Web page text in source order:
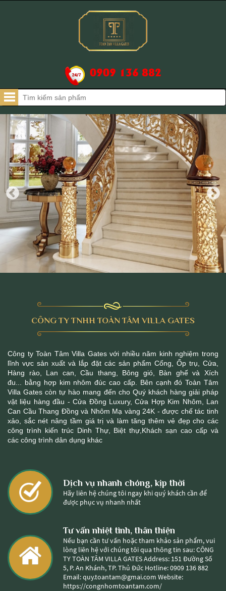
0909 136 882
CÔNG TY TNHH TOÀN TÂM VILLA GATES
Công ty Toàn Tâm Villa Gates với nhiều năm kinh nghiệm trong
lĩnh vực sản xuất và lắp đặt các sản phẩm Cổng, Ốp trụ, Cửa,
Hàng rào, Lan can, Cầu thang, Bông gió, Bàn ghế và Xích
đu... bằng hợp kim nhôm đúc cao cấp. Bên cạnh đó Toàn Tâm
Villa Gates còn tự hào mang đến cho Quý khách hàng giải pháp
vật liệu hàng đầu - Cửa Đồng Luxury, Cửa Hợp Kim Nhôm, Lan
Can Cầu Thang Đồng và Nhôm Mạ vàng 24K - được chế tác tinh
xảo, sắc nét nâng tầm giá trị và làm tăng thêm vẻ đẹp cho các
công trình kiến trúc Dinh Thự, Biệt thự,Khách sạn cao cấp và
các công trình dân dụng khác
Dịch vụ nhanh chóng, kịp thời
Hãy liên hệ chúng tôi ngay khi quý khách cần để
được phục vụ nhanh nhất
Tư vấn nhiệt tình, thân thiện
Nếu bạn cần tư vấn hoặc tham khảo sản phẩm, vui
lòng liên hệ với chúng tôi qua thông tin sau: CÔNG
TY TOÀN TÂM VILLA GATES Address: 151 Đường Số
5, P. An Khánh, TP. Thủ Đức Hotline: 0909 136 882
Email: quy.toantam@gmai.com Website:
https://congnhomtoantam.com/